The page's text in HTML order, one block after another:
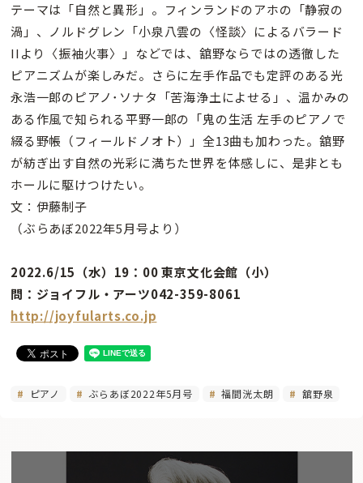
テーマは「自然と異形」。フィンランドのアホの「静寂の
渦」、ノルドグレン「小泉八雲の〈怪談〉によるバラード
IIより〈振袖火事〉」などでは、舘野ならではの透徹した
ピアニズムが楽しみだ。さらに左手作品でも定評のある光
永浩一郎のピアノ･ソナタ「苦海浄土によせる」、温かみの
ある作風で知られる平野一郎の「鬼の生活 左手のピアノで
綴る野帳（フィールドノオト）」全13曲も加わった。舘野
が紡ぎ出す自然の光彩に満ちた世界を体感しに、是非とも
ホールに駆けつけたい。
文：伊藤制子
（ぶらあぼ2022年5月号より）
2022.6/15（水）19：00 東京文化会館（小）
問：ジョイフル・アーツ042-359-8061
http://joyfularts.co.jp
ピアノ ぶらあぼ2022年5月号 福間洸太朗 舘野泉